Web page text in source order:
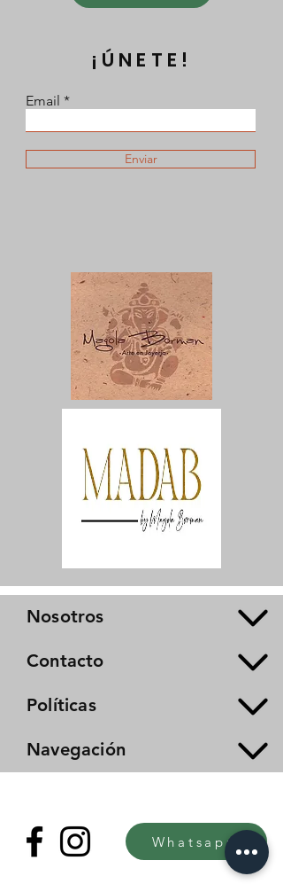
¡ÚNETE!
Email
Enviar
Nosotros
Contacto
Políticas
Navegación
Whatsapp